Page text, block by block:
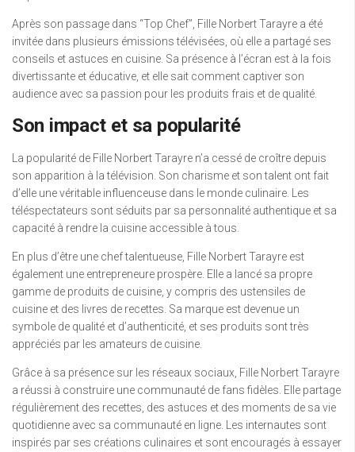
Après son passage dans “Top Chef”, Fille Norbert Tarayre a été
invitée dans plusieurs émissions télévisées, où elle a partagé ses
conseils et astuces en cuisine. Sa présence à l’écran est à la fois
divertissante et éducative, et elle sait comment captiver son
audience avec sa passion pour les produits frais et de qualité.
Son impact et sa popularité
La popularité de Fille Norbert Tarayre n’a cessé de croître depuis
son apparition à la télévision. Son charisme et son talent ont fait
d’elle une véritable influenceuse dans le monde culinaire. Les
téléspectateurs sont séduits par sa personnalité authentique et sa
capacité à rendre la cuisine accessible à tous.
En plus d’être une chef talentueuse, Fille Norbert Tarayre est
également une entrepreneure prospère. Elle a lancé sa propre
gamme de produits de cuisine, y compris des ustensiles de
cuisine et des livres de recettes. Sa marque est devenue un
symbole de qualité et d’authenticité, et ses produits sont très
appréciés par les amateurs de cuisine.
Grâce à sa présence sur les réseaux sociaux, Fille Norbert Tarayre
a réussi à construire une communauté de fans fidèles. Elle partage
régulièrement des recettes, des astuces et des moments de sa vie
quotidienne avec sa communauté en ligne. Les internautes sont
inspirés par ses créations culinaires et sont encouragés à essayer